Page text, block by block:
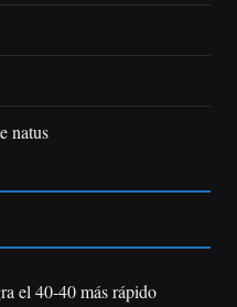
natus
el 40-40 más rápido